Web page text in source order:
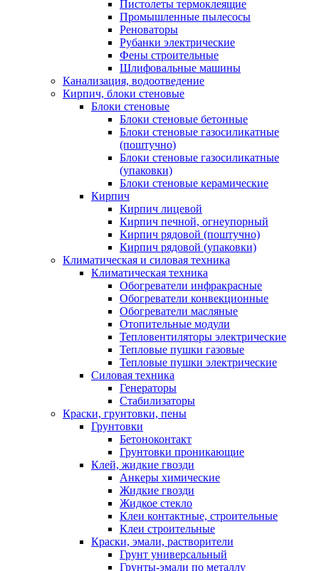
Пистолеты термоклеящие
Промышленные пылесосы
Реноваторы
Рубанки электрические
Фены строительные
Шлифовальные машины
Канализация, водоотведение
Кирпич, блоки стеновые
Блоки стеновые
Блоки стеновые бетонные
Блоки стеновые газосиликатные
(поштучно)
Блоки стеновые газосиликатные
(упаковки)
Блоки стеновые керамические
Кирпич
Кирпич лицевой
Кирпич печной, огнеупорный
Кирпич рядовой (поштучно)
Кирпич рядовой (упаковки)
Климатическая и силовая техника
Климатическая техника
Обогреватели инфракрасные
Обогреватели конвекционные
Обогреватели масляные
Отопительные модули
Тепловентиляторы электрические
Тепловые пушки газовые
Тепловые пушки электрические
Силовая техника
Генераторы
Стабилизаторы
Краски, грунтовки, пены
Грунтовки
Бетоноконтакт
Грунтовки проникающие
Клей, жидкие гвозди
Анкеры химические
Жидкие гвозди
Жидкое стекло
Клеи контактные, строительные
Клеи строительные
Краски, эмали, растворители
Грунт универсальный
Грунты-эмали по металлу